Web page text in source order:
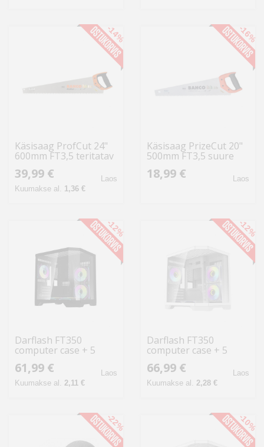
Käsisaag ProfCut 24"
600mm FT3,5 teritatav
39,99 €
Kuumakse al. 1,36 €
Laos
-14%
Käsisaag PrizeCut 20"
500mm FT3,5 suure
18,99 € Laos
-16%
Darflash FT350
computer case + 5
aRGB fans (black)
61,99 €
Kuumakse al. 2,11 €
Laos
-12%
Darflash FT350
computer case + 5
aRGB fans (white)
66,99 €
Kuumakse al. 2,28 €
Laos
-12%
-22% -10%